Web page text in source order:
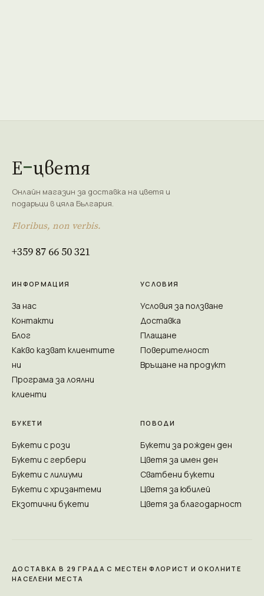
Е цветя
Онлайн магазин за доставка на цветя и
подаръци в цяла България.
Floribus, non verbis.
+359 87 66 50 321
ИНФОРМАЦИЯ
За нас
Контакти
Блог
Какво казват клиентите
ни
Програма за лоялни
клиенти
УСЛОВИЯ
Условия за ползване
Доставка
Плащане
Поверителност
Връщане на продукт
БУКЕТИ
Букети с рози
Букети с гербери
Букети с лилиуми
Букети с хризантеми
Екзотични букети
ПОВОДИ
Букети за рожден ден
Цветя за имен ден
Сватбени букети
Цветя за юбилей
Цветя за благодарност
ДОСТАВКА В 29 ГРАДА С МЕСТЕН ФЛОРИСТ И ОКОЛНИТЕ
НАСЕЛЕНИ МЕСТА